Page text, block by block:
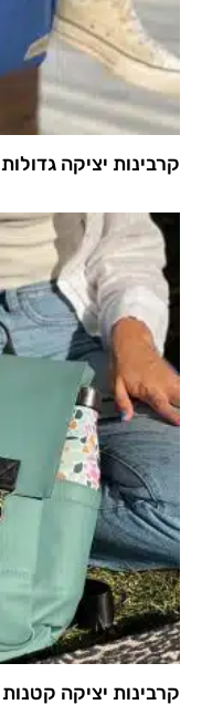
קרבינות יציקה גדולות
קרבינות יציקה קטנות